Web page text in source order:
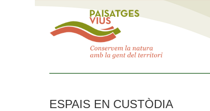
ESPAIS EN CUSTÒDIA